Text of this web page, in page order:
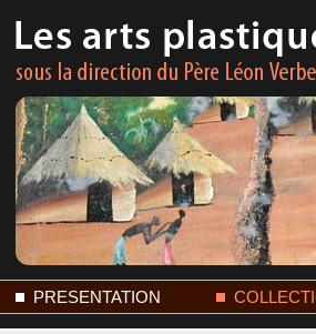
PRESENTATION